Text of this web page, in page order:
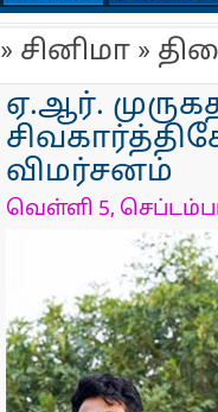
» சினிமா »
ஏ.ஆர்.
விமர்சனம்
வெள்ளி 5, செப்டம்பர்